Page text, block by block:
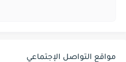
مواقع التواصل الإجتماعي